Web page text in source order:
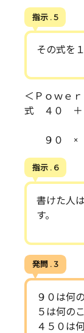
指示 . 5
その式を
＜Ｐｏｗｅ
式 ４０
９０ ×
指示 . 6
書けた人
す。
発問 . 3
９０は何
５は何の
４５０は